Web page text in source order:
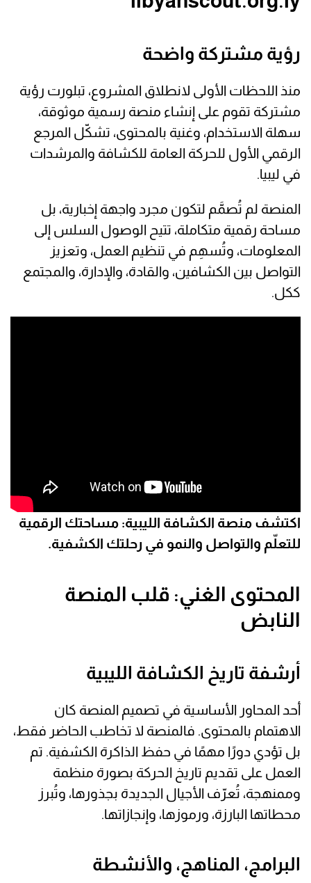
رؤية مشتركة واضحة
منذ اللحظات الأولى لانطلاق المشروع، تبلورت رؤية
مشتركة تقوم على إنشاء منصة رسمية موثوقة،
سهلة الاستخدام، وغنية بالمحتوى، تشكّل المرجع
الرقمي الأول للحركة العامة للكشافة والمرشدات
في ليبيا.
المنصة لم تُصمَّم لتكون مجرد واجهة إخبارية، بل
مساحة رقمية متكاملة، تتيح الوصول السلس إلى
المعلومات، وتُسهِم في تنظيم العمل، وتعزيز
التواصل بين الكشافين، والقادة، والإدارة، والمجتمع
ككل.
اكتشف منصة الكشافة الليبية: مساحتك الرقمية
للتعلّم والتواصل والنمو في رحلتك الكشفية.
المحتوى الغني: قلب المنصة
النابض
أرشفة تاريخ الكشافة الليبية
أحد المحاور الأساسية في تصميم المنصة كان
الاهتمام بالمحتوى. فالمنصة لا تخاطب الحاضر فقط،
بل تؤدي دورًا مهمًا في حفظ الذاكرة الكشفية. تم
العمل على تقديم تاريخ الحركة بصورة منظمة
وممنهجة، تُعرّف الأجيال الجديدة بجذورها، وتُبرز
محطاتها البارزة، ورموزها، وإنجازاتها.
البرامج، المناهج، والأنشطة